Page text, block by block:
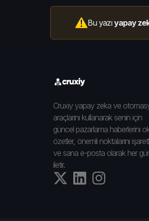
Bu yazıyapay
Cruxiy yapay zeka ve
araçlarını kullanarak senin için
güncel pazarlama haberlerini
özetler, önemli noktalarını
ve sana e-posta olarak her
iletir.